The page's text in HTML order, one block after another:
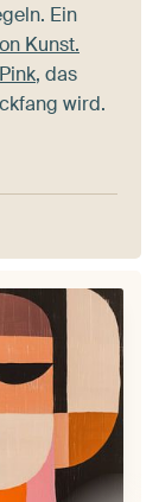
Ein
Kunst.
, das
wird.